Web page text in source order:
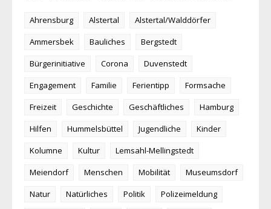
Ahrensburg Alstertal
Alstertal/Walddörfer
Ammersbek
Bauliches
Bergstedt
Bürgerinitiative
Corona
Duvenstedt
Engagement
Familie Ferientipp
Formsache
Freizeit
Geschichte Geschäftliches
Hamburg
Hilfen
Hummelsbüttel Jugendliche
Kinder
Kolumne
Kultur
Lemsahl-Mellingstedt
Meiendorf
Menschen Mobilität
Museumsdorf
Natur
Natürliches Politik
Polizeimeldung